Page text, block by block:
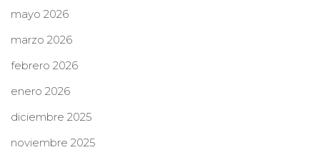
mayo 2026
marzo 2026
febrero 2026
enero 2026
diciembre 2025
noviembre 2025